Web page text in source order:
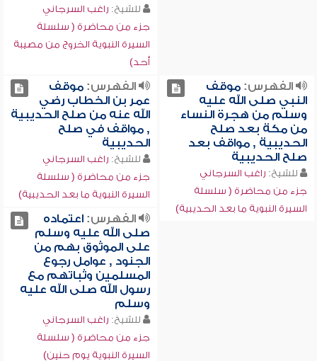
للشيخ: راغب السرجاني
جزء من محاضرة ( سلسلة
السيرة النبوية الخروج من مصيبة
أحد)
الفهرس:موقف
النبي صلى الله عليه
وسلم من هجرة النساء
من مكة بعد صلح
الحديبية , مواقف بعد
صلح الحديبية
للشيخ: راغب السرجاني
جزء من محاضرة ( سلسلة
السيرة النبوية ما بعد الحديبية)
الفهرس:موقف
عمر بن الخطاب رضي
الله عنه من صلح الحديبية
, مواقف في صلح
الحديبية
للشيخ: راغب السرجاني
جزء من محاضرة ( سلسلة
السيرة النبوية ما بعد الحديبية)
الفهرس:اعتماده
صلى الله عليه وسلم
على الموثوق بهم من
الجنود , عوامل رجوع
المسلمين وثباتهم مع
رسول الله صلى الله عليه
وسلم
للشيخ: راغب السرجاني
جزء من محاضرة ( سلسلة
السيرة النبوية يوم حنين)